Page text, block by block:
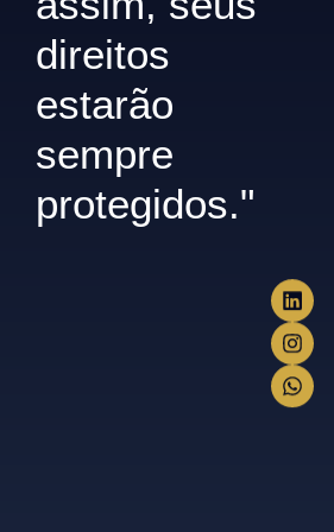
direitos
estarão
sempre
protegidos."